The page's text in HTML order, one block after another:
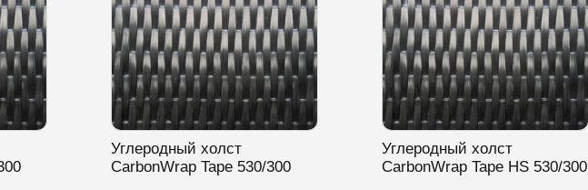
Углеродный холст
CarbonWrap Tape 530/300
Углеродный холст
CarbonWrap Tape HS 530/300